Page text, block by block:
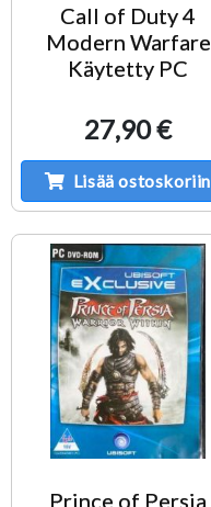
Call of Duty 4
Modern Warfare
Käytetty PC
27,90 €
Lisää ostoskoriin
Prince of Persia